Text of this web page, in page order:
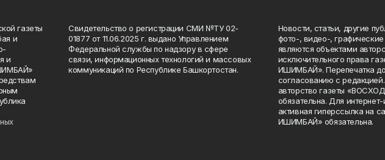
газеты
и
и
Свидетельство о регистрации СМИ №ТУ 02-
01877 от 11.06.2025 г. выдано Управлением
Федеральной службы по надзору в сфере
связи, информационных технологий и массовых
коммуникаций по Республике Башкортостан.
Новости, статьи, другие
фото-, видео-,
являются объектами
исключительного права
ИШИМБАЙ». Перепечатка
согласованию с
авторство газеты
обязательна. Для
активная гиперссылка на
ИШИМБАЙ» обязательна.